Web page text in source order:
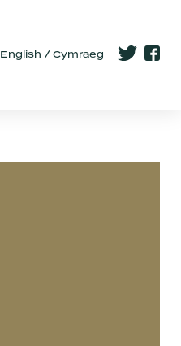
English Cymraeg